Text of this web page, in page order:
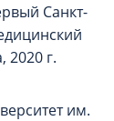
Санкт-
2020 г.
им.